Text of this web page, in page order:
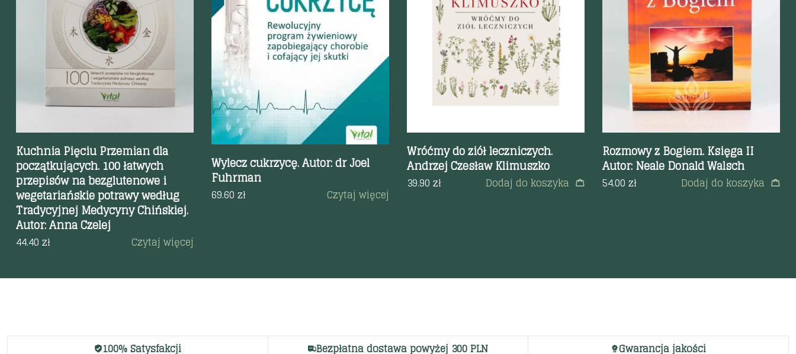
Szybki podgląd
Kuchnia Pięciu Przemian dla
początkujących. 100 łatwych
przepisów na bezglutenowe i
wegetariańskie potrawy według
Tradycyjnej Medycyny Chińskiej.
Autor: Anna Czelej
44.40 zł Czytaj więcej
Szybki podgląd
Wylecz cukrzycę. Autor: dr Joel
Fuhrman
69.60 zł Czytaj więcej
Szybki podgląd
Wróćmy do ziół leczniczych.
Andrzej Czesław Klimuszko
39.90 zł Dodaj do koszyka
Szybki podgląd
Rozmowy z Bogiem. Księga II
Autor: Neale Donald Walsch
54.00 zł Dodaj do koszyka
100% Satysfakcji Bezpłatna dostawa powyżej 300 PLN Gwarancja jakości